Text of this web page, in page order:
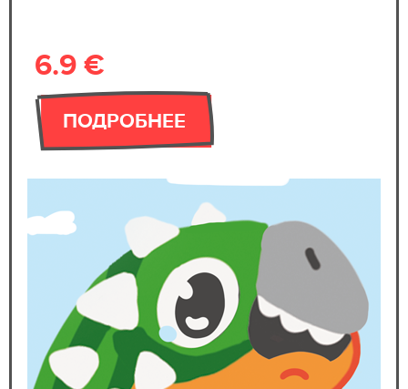
6.9 €
ПОДРОБНЕЕ